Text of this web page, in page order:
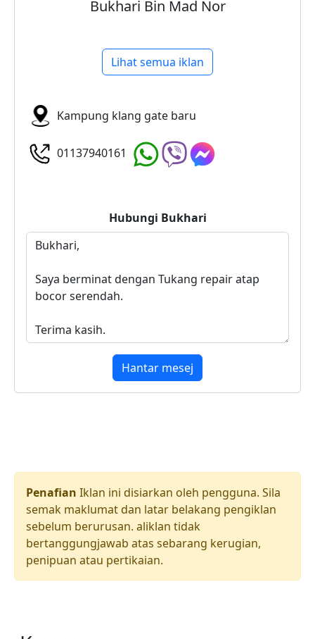
Bukhari Bin Mad Nor
Lihat semua iklan
Kampung klang gate baru
01137940161
Hubungi Bukhari
Hantar mesej
Penafian Iklan ini disiarkan oleh pengguna. Sila
semak maklumat dan latar belakang pengiklan
sebelum berurusan. aliklan tidak
bertanggungjawab atas sebarang kerugian,
penipuan atau pertikaian.